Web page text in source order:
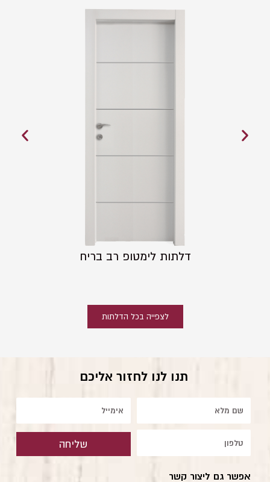
דלתות לימטופ רב בריח
לצפייה בכל הדלתות
תנו לנו לחזור אליכם
שליחה
אפשר גם ליצור קשר